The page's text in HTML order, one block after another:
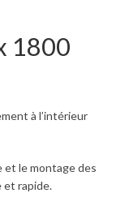
1800
à l’intérieur
et le montage des
et rapide.